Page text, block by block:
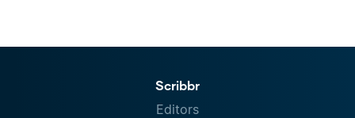
Scribbr
Editors